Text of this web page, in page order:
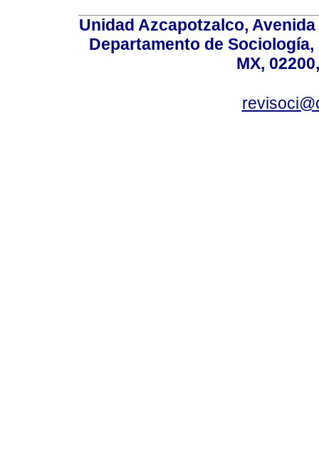
Unidad Azcapotzalco,
Departamento de
MX,